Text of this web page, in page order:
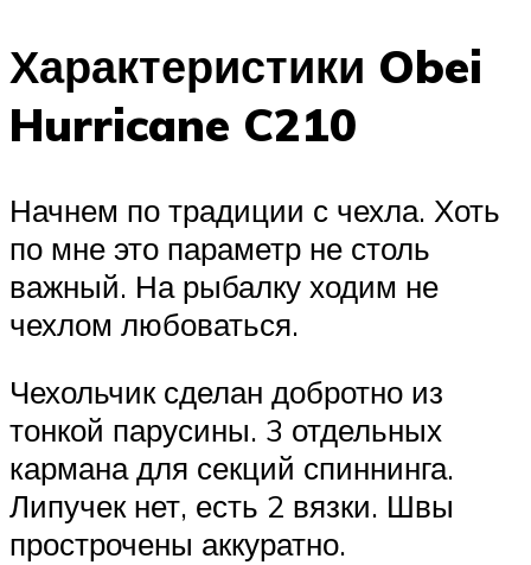
Характеристики Obei
Hurricane C210
Начнем по традиции с чехла. Хоть
по мне это параметр не столь
важный. На рыбалку ходим не
чехлом любоваться.
Чехольчик сделан добротно из
тонкой парусины. 3 отдельных
кармана для секций спиннинга.
Липучек нет, есть 2 вязки. Швы
прострочены аккуратно.